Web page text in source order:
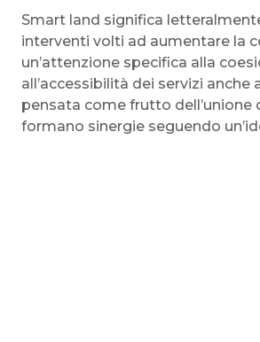
Smart land significa
interventi volti ad aumentare la
un’attenzione specifica alla
all’accessibilità dei servizi
pensata come frutto dell’unione
formano sinergie seguendo